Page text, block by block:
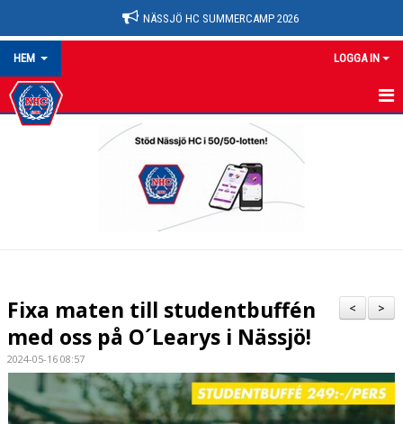
NÄSSJÖ HC SUMMERCAMP 2026
HEM LOGGA IN
NYHETER
MEDLEMSKAP
FÖRENINGEN
HOCKEYGYMNASIET
>
<
Fixa maten till studentbuffén
med oss på O´Learys i Nässjö!
2024-05-16 08:57